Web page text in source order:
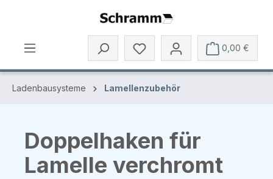
Zum Hauptinhalt springen
0,00 €
Ladenbausysteme Lamellenzubehör
Doppelhaken für
Lamelle verchromt